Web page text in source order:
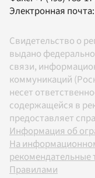
Электронная почта:
Свидетельство о
выдано
связи,
коммуникаций
несет
содержащейся в
предоставляет
Информация об
На
рекомендательные
Правилами